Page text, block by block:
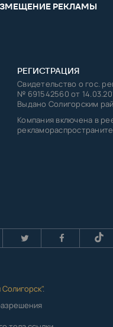
РЕКЛАМЫ
РЕГИСТРАЦИЯ
Свидетельство о гос.
№ 691542560 от
Выдано Солигорским
Компания включена в
.